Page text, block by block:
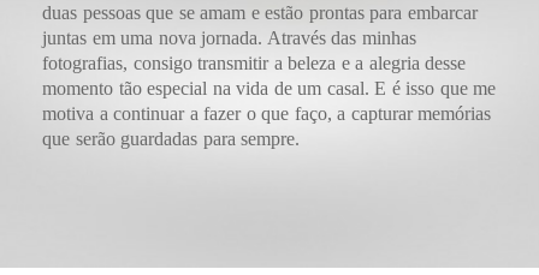
duas pessoas que se amam e estão prontas para embarcar
juntas em uma nova jornada. Através das minhas
fotografias, consigo transmitir a beleza e a alegria desse
momento tão especial na vida de um casal. E é isso que me
motiva a continuar a fazer o que faço, a capturar memórias
que serão guardadas para sempre.